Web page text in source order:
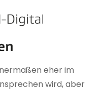
in
Deutschland
eher im
wird, aber